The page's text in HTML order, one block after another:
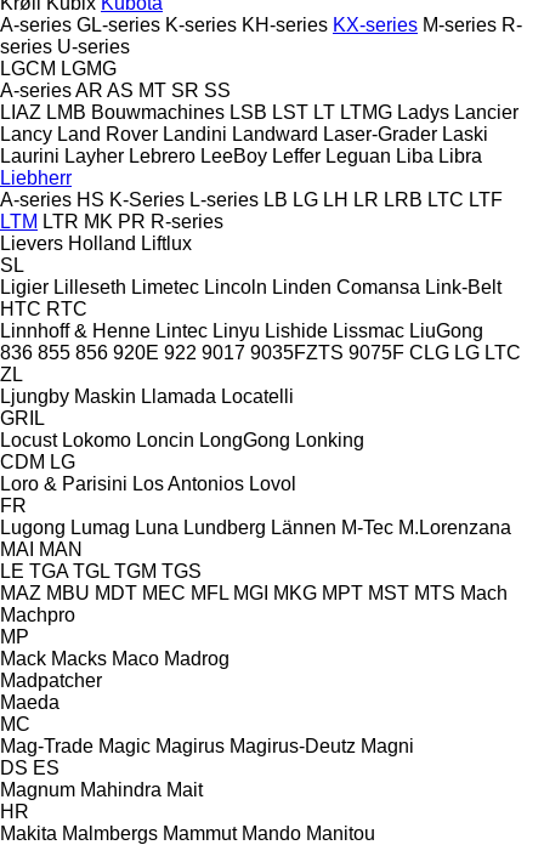
A-series GL-series K-series KH-series KX-series M-series R-
series U-series
LGCM LGMG
A-seriesAR AS MT SR SS
LIAZ LMB Bouwmachines LSB LST LT LTMG Ladys Lancier
Lancy Land Rover Landini Landward Laser-Grader Laski
Laurini Layher Lebrero LeeBoy Leffer Leguan Liba Libra
Liebherr
A-series HS K-Series L-series LB LG LH LR LRB LTC LTF
LTM LTR MK PR R-series
Lievers Holland Liftlux
SL
Ligier Lilleseth Limetec Lincoln Linden Comansa Link-Belt
HTC RTC
Linnhoff & Henne Lintec Linyu Lishide Lissmac LiuGong
836 855 856 920E 922 9017 9035FZTS 9075F CLG LG LTC
ZL
Ljungby Maskin Llamada Locatelli
GRIL
Locust Lokomo Loncin LongGong Lonking
CDM LG
Loro & Parisini Los Antonios Lovol
FR
Lugong Lumag Luna Lundberg Lännen M-Tec M.Lorenzana
MAI MAN
LE TGA TGL TGM TGS
MAZ MBU MDT MEC MFL MGI MKG MPT MST MTS Mach
Machpro
MP
Mack Macks Maco Madrog
Madpatcher
Maeda
MC
Mag-Trade Magic Magirus Magirus-Deutz Magni
DS ES
Magnum Mahindra Mait
HR
Makita Malmbergs Mammut Mando Manitou